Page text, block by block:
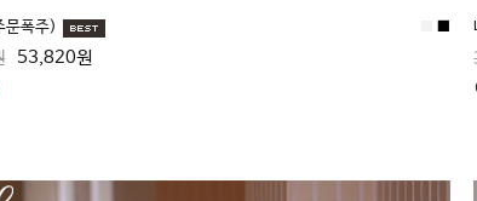
문폭주)
53,820원